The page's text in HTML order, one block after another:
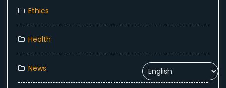
Ethics
Health
News